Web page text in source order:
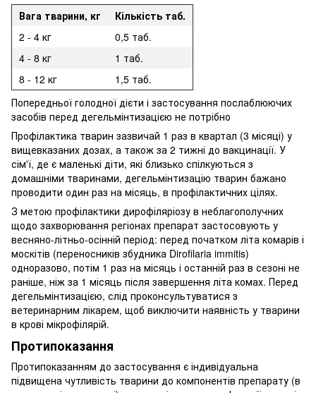
Вага тварини, кг
Кількість таб.
2 - 4 кг
0,5 таб.
4 - 8 кг
1 таб.
8 - 12 кг
1,5 таб.
Попередньої голодної дієти і застосування послаблюючих
засобів перед дегельмінтизацією не потрібно
Профілактика тварин зазвичай 1 раз в квартал (3 місяці) у
вищевказаних дозах, а також за 2 тижні до вакцинації. У
сім'ї, де є маленькі діти, які близько спілкуються з
домашніми тваринами, дегельмінтизацію тварин бажано
проводити один раз на місяць, в профілактичних цілях.
З метою профілактики дирофіляріозу в неблагополучних
щодо захворювання регіонах препарат застосовують у
весняно-літньо-осінній період: перед початком літа комарів і
москітів (переносників збудника Dirofilaria immitis)
одноразово, потім 1 раз на місяць і останній раз в сезоні не
раніше, ніж за 1 місяць після завершення літа комах. Перед
дегельмінтизацією, слід проконсультуватися з
ветеринарним лікарем, щоб виключити наявність у тварини
в крові мікрофілярій.
Протипоказання
Протипоказанням до застосування є індивідуальна
підвищена чутливість тварини до компонентів препарату (в